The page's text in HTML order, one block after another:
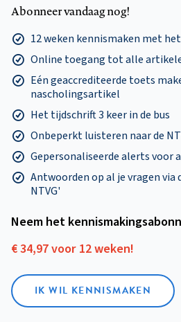
Abonneer vandaag nog!
12 weken kennismaken met
Online toegang tot alle
Eén geaccrediteerde toets
nascholingsartikel
Het tijdschrift 3 keer in de bus
Onbeperkt luisteren naar de
Gepersonaliseerde alerts voor
Antwoorden op al je vragen via
NTVG'
Neem het
€ 34,97 voor 12 weken!
IK WIL KENNISMAKEN